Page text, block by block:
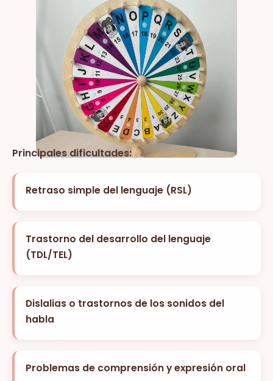
Principales dificultades:
Retraso simple del lenguaje (RSL)
Trastorno del desarrollo del lenguaje
(TDL/TEL)
Dislalias o trastornos de los sonidos del
habla
Problemas de comprensión y expresión oral